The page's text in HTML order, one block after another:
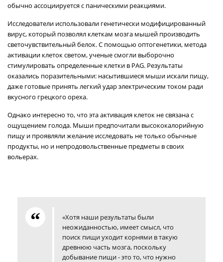
обычно ассоциируется с паническими реакциями.
Исследователи использовали генетически модифицированный
вирус, который позволял клеткам мозга мышей производить
светочувствительный белок. С помощью оптогенетики, метода
активации клеток светом, ученые смогли выборочно
стимулировать определенные клетки в PAG. Результаты
оказались поразительными: насытившиеся мыши искали пищу,
даже готовые принять легкий удар электрическим током ради
вкусного грецкого ореха.
Однако интересно то, что эта активация клеток не связана с
ощущением голода. Мыши предпочитали высококалорийную
пищу и проявляли желание исследовать не только обычные
продукты, но и непродовольственные предметы в своих
вольерах.
«Хотя наши результаты были
неожиданностью, имеет смысл, что
поиск пищи уходит корнями в такую
древнюю часть мозга, поскольку
добывание пищи - это то, что нужно